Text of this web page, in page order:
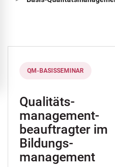
Stellenausschreibung
AZAV
QM-BASISSEMINAR
Qualitäts-
management-
beauftragter im
Bildungs-
management